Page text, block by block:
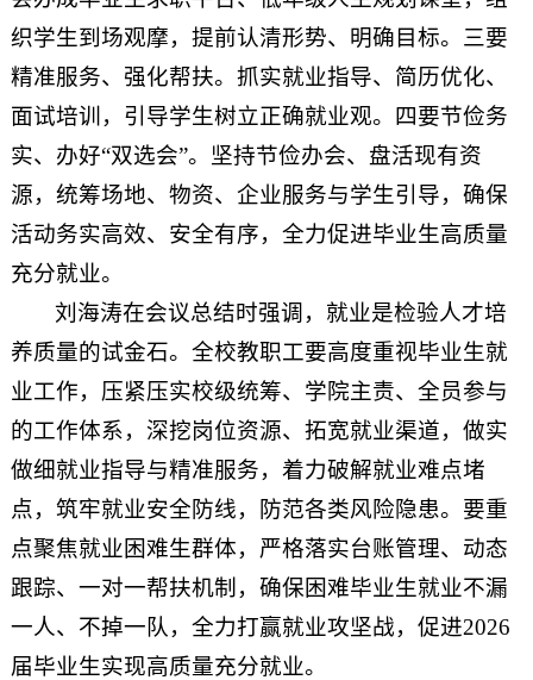
织学生到场观摩，提前认清形势、明确目标。三要
精准服务、强化帮扶。抓实就业指导、简历优化、
面试培训，引导学生树立正确就业观。四要节俭务
实、办好“双选会”。坚持节俭办会、盘活现有资
源，统筹场地、物资、企业服务与学生引导，确保
活动务实高效、安全有序，全力促进毕业生高质量
充分就业。
刘海涛在会议总结时强调，就业是检验人才培
养质量的试金石。全校教职工要高度重视毕业生就
业工作，压紧压实校级统筹、学院主责、全员参与
的工作体系，深挖岗位资源、拓宽就业渠道，做实
做细就业指导与精准服务，着力破解就业难点堵
点，筑牢就业安全防线，防范各类风险隐患。要重
点聚焦就业困难生群体，严格落实台账管理、动态
跟踪、一对一帮扶机制，确保困难毕业生就业不漏
一人、不掉一队，全力打赢就业攻坚战，促进2026
届毕业生实现高质量充分就业。